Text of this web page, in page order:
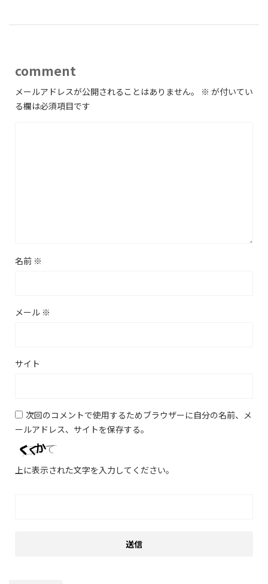
comment
メールアドレスが公開されることはありません。 ※ が付いてい
る欄は必須項目です
名前 ※
メール ※
サイト
次回のコメントで使用するためブラウザーに自分の名前、メ
ールアドレス、サイトを保存する。
上に表示された文字を入力してください。